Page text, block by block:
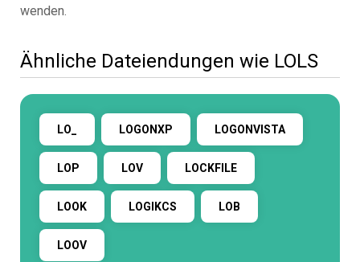
wenden.
Ähnliche Dateiendungen wie LOLS
LO_ LOGONXP LOGONVISTA
LOP LOV LOCKFILE
LOOK LOGIKCS LOB
LOOV